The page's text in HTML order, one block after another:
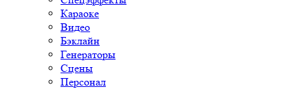
Караоке
Видео
Бэклайн
Генераторы
Сцены
Персонал